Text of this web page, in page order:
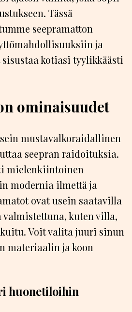
Tässä
seepramatton
ja
kotiasi tyylikkäästi
ominaisuudet
mustavalkoraidallinen
seepran raidoituksia.
mielenkiintoinen
modernia ilmettä ja
ovat usein saatavilla
kuten villa,
Voit valita juuri sinun
materiaalin ja koon
huonetiloihin